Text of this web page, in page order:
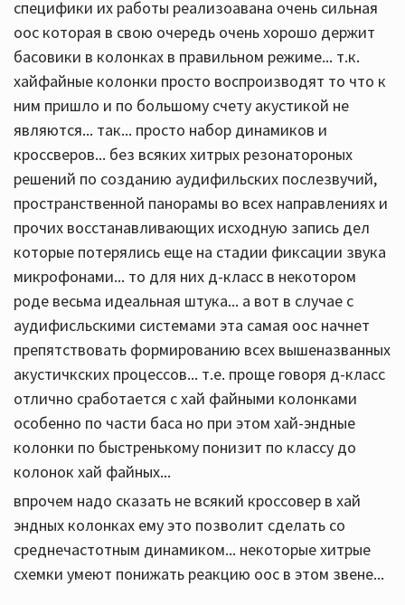
специфики их работы реализоавана очень сильная
оос которая в свою очередь очень хорошо держит
басовики в колонках в правильном режиме... т.к.
хайфайные колонки просто воспроизводят то что к
ним пришло и по большому счету акустикой не
являются... так... просто набор динамиков и
кроссверов... без всяких хитрых резонатороных
решений по созданию аудифильских послезвучий,
пространственной панорамы во всех направлениях и
прочих восстанавливающих исходную запись дел
которые потерялись еще на стадии фиксации звука
микрофонами... то для них д-класс в некотором
роде весьма идеальная штука... а вот в случае с
аудифисльскими системами эта самая оос начнет
препятствовать формированию всех вышеназванных
акустичкских процессов... т.е. проще говоря д-класс
отлично сработается с хай файными колонками
особенно по части баса но при этом хай-эндные
колонки по быстренькому понизит по классу до
колонок хай файных...
впрочем надо сказать не всякий кроссовер в хай
эндных колонках ему это позволит сделать со
среднечастотным динамиком... некоторые хитрые
схемки умеют понижать реакцию оос в этом звене...